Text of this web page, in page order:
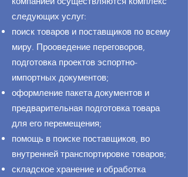
следующих услуг:
поиск товаров и поставщиков по всему
миру. Прооведение переговоров,
подготовка проектов эспортно-
импортных документов;
оформление пакета документов и
предварительная подготовка товара
для его перемещения;
помощь в поиске поставщиков, во
внутренней транспортировке товаров;
складское хранение и обработка